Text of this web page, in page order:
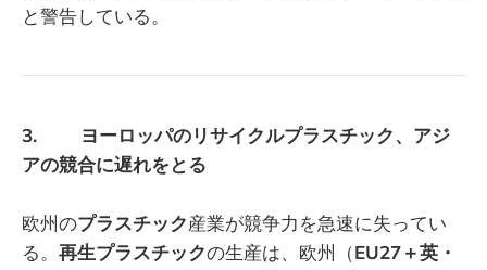
と警告している。
3. ヨーロッパのリサイクルプラスチック、アジ
アの競合に遅れをとる
欧州のプラスチック産業が競争力を急速に失ってい
る。 再生プラスチックの生産は、欧州（EU27＋英・